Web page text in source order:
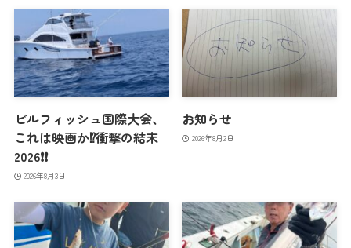
ビルフィッシュ国際大会、
これは映画か⁉️衝撃の結末
2026❗️❗️
2026年8月3日
お知らせ
2026年8月2日